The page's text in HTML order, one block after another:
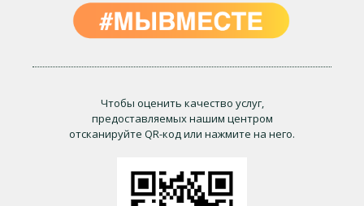
Чтобы оценить качество услуг,
предоставляемых нашим центром
отсканируйте QR-код или нажмите на него.